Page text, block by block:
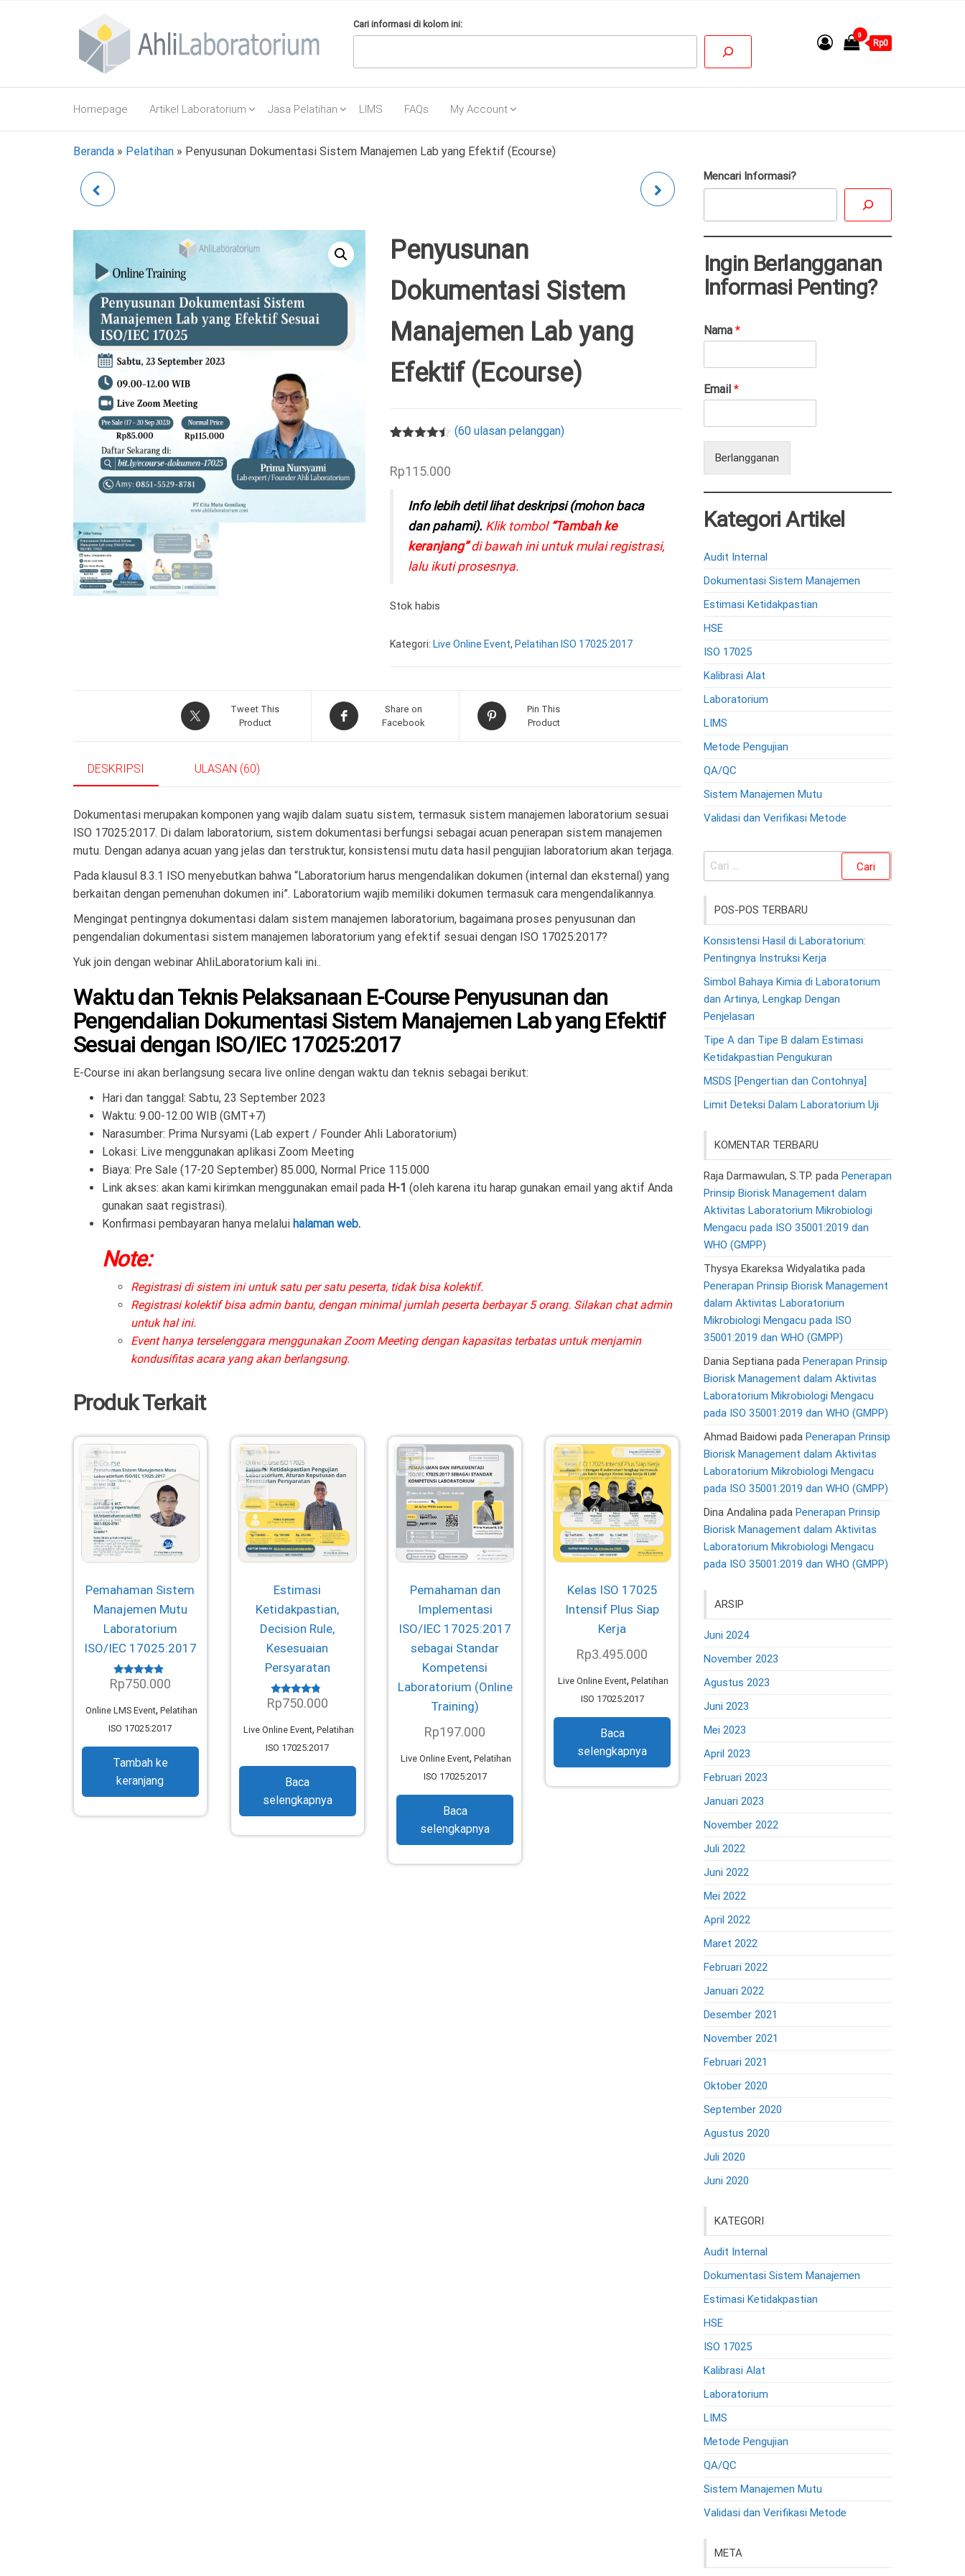
AhliLaboratorium
Tumbuh
AhliLaboratorium
Cari informasi di kolom ini:
0
Rp0
Homepage Artikel Laboratorium Jasa Pelatihan LIMS FAQs My Account
Beranda » Pelatihan » Penyusunan Dokumentasi Sistem Manajemen Lab yang Efektif (Ecourse)
BERDASARKAN PP
NOMOR 50 TAHUN 2012
(ECOURSE)
(ECOURSE)
Penyusunan
Dokumentasi Sistem
Manajemen Lab yang
Efektif (Ecourse)
berdasark
pelanggan
(60 ulasan pelanggan)
Rp115.000
Info lebih detil lihat deskripsi (mohon baca
dan pahami). Klik tombol “Tambah ke
keranjang”di bawah ini untuk mulai registrasi,
lalu ikuti prosesnya.
Stok habis
Kategori: Live Online Event, Pelatihan ISO 17025:2017
Tweet This
Product
Share on
Facebook
Pin This
Product
DESKRIPSI ULASAN (60)
Dokumentasi merupakan komponen yang wajib dalam suatu sistem, termasuk sistem manajemen laboratorium sesuai
ISO 17025:2017. Di dalam laboratorium, sistem dokumentasi berfungsi sebagai acuan penerapan sistem manajemen
mutu. Dengan adanya acuan yang jelas dan terstruktur, konsistensi mutu data hasil pengujian laboratorium akan terjaga.
Pada klausul 8.3.1 ISO menyebutkan bahwa “Laboratorium harus mengendalikan dokumen (internal dan eksternal) yang
berkaitan dengan pemenuhan dokumen ini”. Laboratorium wajib memiliki dokumen termasuk cara mengendalikannya.
Mengingat pentingnya dokumentasi dalam sistem manajemen laboratorium, bagaimana proses penyusunan dan
pengendalian dokumentasi sistem manajemen laboratorium yang efektif sesuai dengan ISO 17025:2017?
Yuk join dengan webinar AhliLaboratorium kali ini..
Waktu dan Teknis Pelaksanaan E-Course Penyusunan dan
Pengendalian Dokumentasi Sistem Manajemen Lab yang Efektif
Sesuai dengan ISO/IEC 17025:2017
E-Course ini akan berlangsung secara live online dengan waktu dan teknis sebagai berikut:
Hari dan tanggal: Sabtu, 23 September 2023
Waktu: 9.00-12.00 WIB (GMT+7)
Narasumber: Prima Nursyami (Lab expert / Founder Ahli Laboratorium)
Lokasi: Live menggunakan aplikasi Zoom Meeting
Biaya: Pre Sale (17-20 September) 85.000, Normal Price 115.000
Link akses: akan kami kirimkan menggunakan email pada H-1 (oleh karena itu harap gunakan email yang aktif Anda
gunakan saat registrasi).
Konfirmasi pembayaran hanya melalui halaman web.
Note:
Registrasi di sistem ini untuk satu per satu peserta, tidak bisa kolektif.
Registrasi kolektif bisa admin bantu, dengan minimal jumlah peserta berbayar 5 orang. Silakan chat admin
untuk hal ini.
Event hanya terselenggara menggunakan Zoom Meeting dengan kapasitas terbatas untuk menjamin
kondusifitas acara yang akan berlangsung.
Produk Terkait
Pemahaman Sistem
Manajemen Mutu
Laboratorium
ISO/IEC 17025:2017
Dinilai
Rp750.000
Online LMS Event, Pelatihan
ISO 17025:2017
Tambah ke
keranjang
Estimasi
Ketidakpastian,
Decision Rule,
Kesesuaian
Persyaratan
Dinilai
Rp750.000
Live Online Event, Pelatihan
ISO 17025:2017
Baca
selengkapnya
Pemahaman dan
Implementasi
ISO/IEC 17025:2017
sebagai Standar
Kompetensi
Laboratorium (Online
Training)
Rp197.000
Live Online Event, Pelatihan
ISO 17025:2017
Baca
selengkapnya
Kelas ISO 17025
Intensif Plus Siap
Kerja
Rp3.495.000
Live Online Event, Pelatihan
ISO 17025:2017
Baca
selengkapnya
Mencari Informasi?
Ingin Berlangganan
Informasi Penting?
Nama *
Email *
Berlangganan
Kategori Artikel
Audit Internal
Dokumentasi Sistem Manajemen
Estimasi Ketidakpastian
HSE
ISO 17025
Kalibrasi Alat
Laboratorium
LIMS
Metode Pengujian
QA/QC
Sistem Manajemen Mutu
Validasi dan Verifikasi Metode
Cari
POS-POS TERBARU
Konsistensi Hasil di Laboratorium:
Pentingnya Instruksi Kerja
Simbol Bahaya Kimia di Laboratorium
dan Artinya, Lengkap Dengan
Penjelasan
Tipe A dan Tipe B dalam Estimasi
Ketidakpastian Pengukuran
MSDS [Pengertian dan Contohnya]
Limit Deteksi Dalam Laboratorium Uji
KOMENTAR TERBARU
Raja Darmawulan, S.TP. pada Penerapan
Prinsip Biorisk Management dalam
Aktivitas Laboratorium Mikrobiologi
Mengacu pada ISO 35001:2019 dan
WHO (GMPP)
Thysya Ekareksa Widyalatikapada
Penerapan Prinsip Biorisk Management
dalam Aktivitas Laboratorium
Mikrobiologi Mengacu pada ISO
35001:2019 dan WHO (GMPP)
Dania Septianapada Penerapan Prinsip
Biorisk Management dalam Aktivitas
Laboratorium Mikrobiologi Mengacu
pada ISO 35001:2019 dan WHO (GMPP)
Ahmad Baidowi pada Penerapan Prinsip
Biorisk Management dalam Aktivitas
Laboratorium Mikrobiologi Mengacu
pada ISO 35001:2019 dan WHO (GMPP)
Dina Andalinapada Penerapan Prinsip
Biorisk Management dalam Aktivitas
Laboratorium Mikrobiologi Mengacu
pada ISO 35001:2019 dan WHO (GMPP)
ARSIP
Juni 2024
November 2023
Agustus 2023
Juni 2023
Mei 2023
April 2023
Februari 2023
Januari 2023
November 2022
Juli 2022
Juni 2022
Mei 2022
April 2022
Maret 2022
Februari 2022
Januari 2022
Desember 2021
November 2021
Februari 2021
Oktober 2020
September 2020
Agustus 2020
Juli 2020
Juni 2020
KATEGORI
Audit Internal
Dokumentasi Sistem Manajemen
Estimasi Ketidakpastian
HSE
ISO 17025
Kalibrasi Alat
Laboratorium
LIMS
Metode Pengujian
QA/QC
Sistem Manajemen Mutu
Validasi dan Verifikasi Metode
META